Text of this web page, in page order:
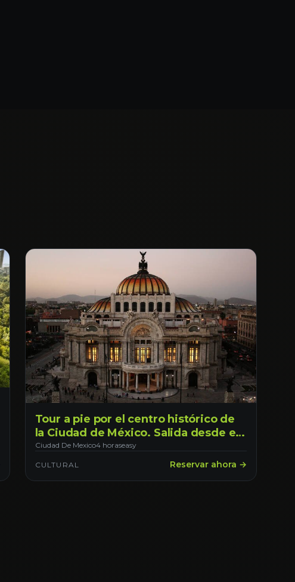
Tour a pie por el centro histórico de
la Ciudad de México. Salida desde el
centro de CDMX
Ciudad De Mexico4 horaseasy
CULTURAL Reservar ahora →